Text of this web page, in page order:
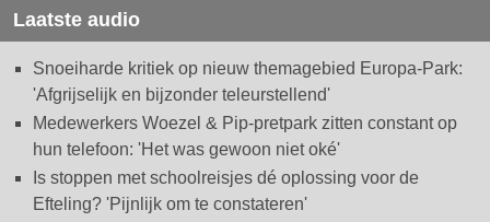
Laatste audio
Snoeiharde kritiek op nieuw themagebied Europa-Park:
'Afgrijselijk en bijzonder teleurstellend'
Medewerkers Woezel & Pip-pretpark zitten constant op
hun telefoon: 'Het was gewoon niet oké'
Is stoppen met schoolreisjes dé oplossing voor de
Efteling? 'Pijnlijk om te constateren'